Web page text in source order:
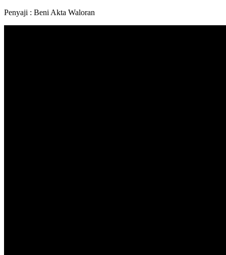
Penyaji : Beni Akta Waloran